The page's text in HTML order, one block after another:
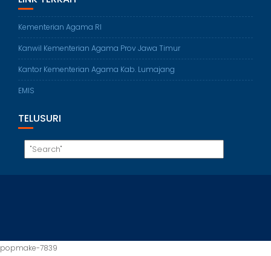
Kementerian Agama RI
Kanwil Kementerian Agama Prov Jawa Timur
Kantor Kementerian Agama Kab. Lumajang
EMIS
TELUSURI
popmake-7839